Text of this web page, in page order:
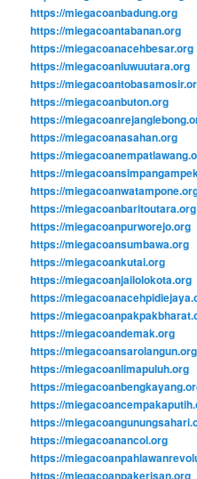
https://miegacoanbadung.org
https://miegacoantabanan.org
https://miegacoanacehbesar.org
https://miegacoanluwuutara.org
https://
https://miegacoanbuton.org
https://
https://miegacoanasahan.org
https://
https://
https://
https://miegacoanbaritoutara.org
https://miegacoanpurworejo.org
https://miegacoansumbawa.org
https://miegacoankutai.org
https://miegacoanjailolokota.org
https://
https://
https://miegacoandemak.org
https://miegacoansarolangun.org
https://miegacoanlimapuluh.org
https://
https://
https://
https://miegacoanancol.org
https://
https://miegacoanpakerisan.org